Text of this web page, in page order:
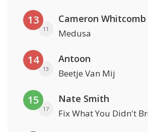
13
11
Cameron Whitcomb
Medusa
14
13
Antoon
Beetje Van Mij
15
17
Nate Smith
Fix What You Didn't